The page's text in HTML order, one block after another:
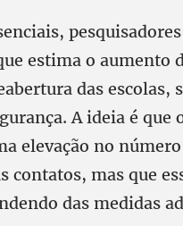
pesquisadores
estima o aumento
das escolas,
A ideia é que
elevação no
contatos, mas que
das medidas